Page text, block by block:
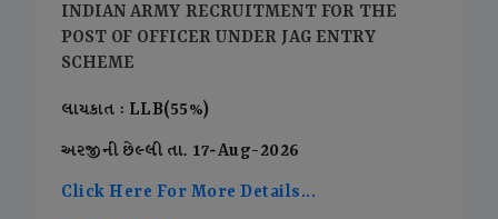
INDIAN ARMY RECRUITMENT FOR THE
POST OF OFFICER UNDER JAG ENTRY
SCHEME
લાયકાત : LLB(55%)
અરજીની છેલ્લી તા. 17-Aug-2026
Click Here For More Details...